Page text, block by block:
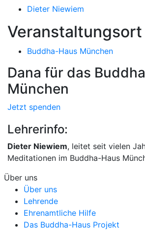
Dieter Niewiem
Veranstaltungsort
Buddha-Haus München
Dana für das
München
Jetzt spenden
Lehrerinfo:
Dieter Niewiem, leitet seit vielen
Meditationen im Buddha-Haus
Über uns
Über uns
Lehrende
Ehrenamtliche Hilfe
Das Buddha-Haus Projekt